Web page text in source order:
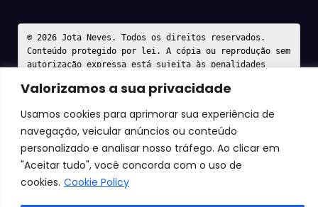
Valorizamos a sua privacidade
Usamos cookies para aprimorar sua experiência de
navegação, veicular anúncios ou conteúdo
personalizado e analisar nosso tráfego. Ao clicar em
"Aceitar tudo", você concorda com o uso de
cookies. Cookie Policy
© 2026 Jota Neves. Todos os direitos reservados.
Conteúdo protegido por lei. A cópia ou reprodução sem
autorização expressa está sujeita às penalidades